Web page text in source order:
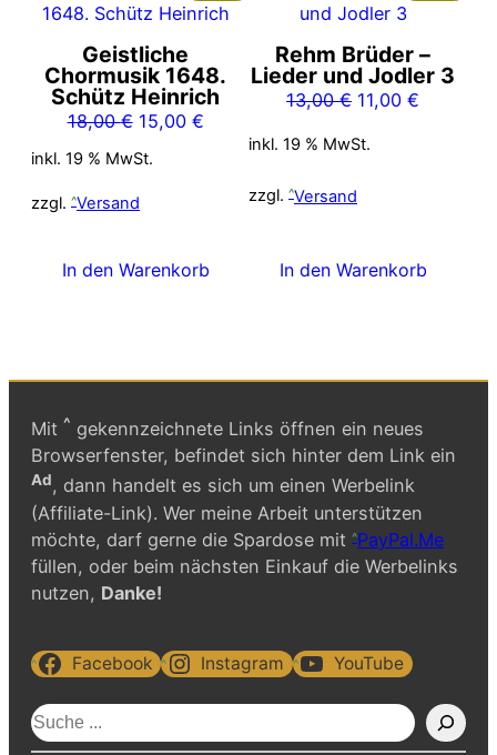
Geistliche
Chormusik 1648.
Schütz Heinrich
18,00€ Ursprünglicher
Preis
18,00 €
15,00 €Aktueller
15,00 €.
inkl. 19 % MwSt.
zzgl. Versand
In den Warenkorb
Rehm Brüder –
Lieder und Jodler 3
13,00€ Ursprünglicher
war:
11,00€
inkl. 19 % MwSt.
zzgl. Versand
In den Warenkorb
Mit ^ gekennzeichnete Links öffnen ein neues
Browserfenster, befindet sich hinter dem Link ein
Ad, dann handelt es sich um einen Werbelink
(Affiliate-Link). Wer meine Arbeit unterstützen
möchte, darf gerne die Spardose mit PayPal.Me
füllen, oder beim nächsten Einkauf die Werbelinks
nutzen, Danke!
Facebook Instagram YouTube
S
u